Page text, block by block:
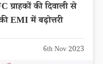
की दिवाली से
EMI में बढ़ोत्तरी
6th Nov 2023